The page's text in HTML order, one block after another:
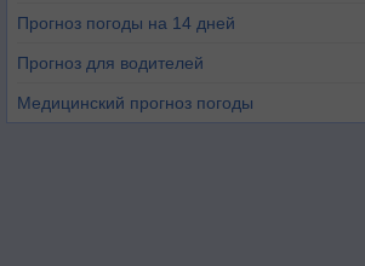
Прогноз погоды на 14 дней
Прогноз для водителей
Медицинский прогноз погоды